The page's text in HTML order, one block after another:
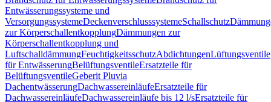
Entwässerungssysteme und
VersorgungssystemeDeckenverschlusssystemeSchallschutz
zur KörperschallentkopplungDämmungen zur
Körperschallentkopplung und
LuftschalldämmungFeuchtigkeitsschutzAbdichtungenLüftungsventile
für EntwässerungBelüftungsventileErsatzteile für
BelüftungsventileGeberit Pluvia
DachentwässerungDachwassereinläufeErsatzteile für
DachwassereinläufeDachwassereinläufe bis 12 l/sErsatzteile für